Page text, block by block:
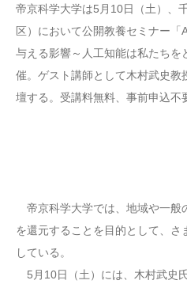
帝京科学大学は5月10日（土）、
区）において公開教養セミナー「
与える影響～人工知能は私たちを
催。ゲスト講師として木村武史教
壇する。受講料無料、事前申込不
帝京科学大学では、地域や一般
を還元することを目的として、
している。
5月10日（土）には、木村武史